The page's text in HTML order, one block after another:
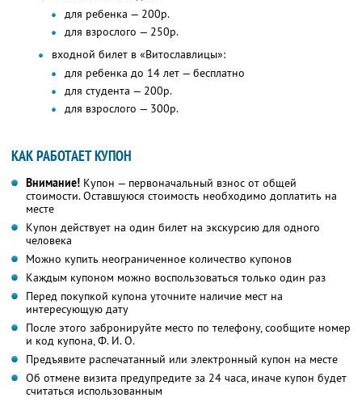
для ребенка — 200р.
для взрослого — 250р.
входной билет в «Витославлицы»:
для ребенка до 14 лет — бесплатно
для студента — 200р.
для взрослого — 300р.
КАК РАБОТАЕТ КУПОН
Внимание! Купон — первоначальный взнос от общей
стоимости. Оставшуюся стоимость необходимо доплатить на
месте
Купон действует на один билет на экскурсию для одного
человека
Можно купить неограниченное количество купонов
Каждым купоном можно воспользоваться только один раз
Перед покупкой купона уточните наличие мест на
интересующую дату
После этого забронируйте место по телефону, сообщите номер
и код купона,Ф. И. О.
Предъявите распечатанный или электронный купон на месте
Об отмене визита предупредите за 24 часа, иначе купон будет
считаться использованным